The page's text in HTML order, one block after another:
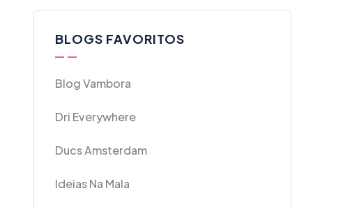
BLOGS FAVORITOS
Blog Vambora
Dri Everywhere
Ducs Amsterdam
Ideias Na Mala